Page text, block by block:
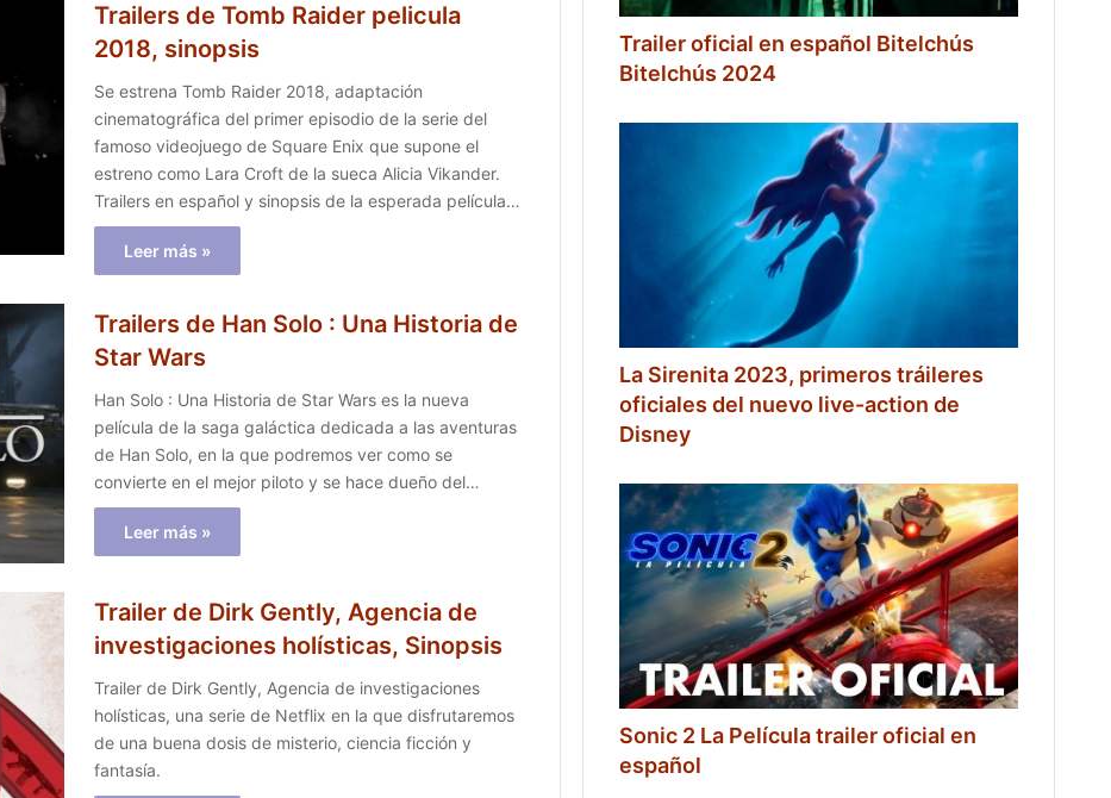
Trailers de Tomb Raider pelicula
2018, sinopsis
Se estrena Tomb Raider 2018, adaptación
cinematográfica del primer episodio de la serie del
famoso videojuego de Square Enix que supone el
estreno como Lara Croft de la sueca Alicia Vikander.
Trailers en español y sinopsis de la esperada película…
Leer más »
Trailers de Han Solo : Una Historia de
Star Wars
Han Solo : Una Historia de Star Wars es la nueva
película de la saga galáctica dedicada a las aventuras
de Han Solo, en la que podremos ver como se
convierte en el mejor piloto y se hace dueño del…
Leer más »
Trailer de Dirk Gently, Agencia de
investigaciones holísticas, Sinopsis
Trailer de Dirk Gently, Agencia de investigaciones
holísticas, una serie de Netflix en la que disfrutaremos
de una buena dosis de misterio, ciencia ficción y
fantasía.
Trailer oficial en español Bitelchús
Bitelchús 2024
La Sirenita 2023, primeros tráileres
oficiales del nuevo live-action de
Disney
Sonic 2 La Película trailer oficial en
español